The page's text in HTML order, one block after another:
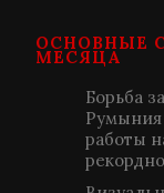
ОСНОВНЫЕ
МЕСЯЦА
Борьба
работы